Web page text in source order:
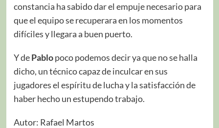
constancia ha sabido dar el empuje necesario para
que el equipo se recuperara en los momentos
difíciles y llegara a buen puerto.
Y dePablopoco podemos decir ya que no se halla
dicho, un técnico capaz de inculcar en sus
jugadores el espíritu de lucha y la satisfacción de
haber hecho un estupendo trabajo.
Autor: Rafael Martos